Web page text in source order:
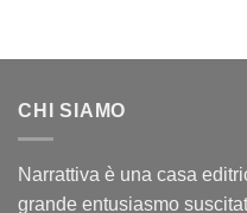
CHI SIAMO
Narrattiva è una casa
grande entusiasmo